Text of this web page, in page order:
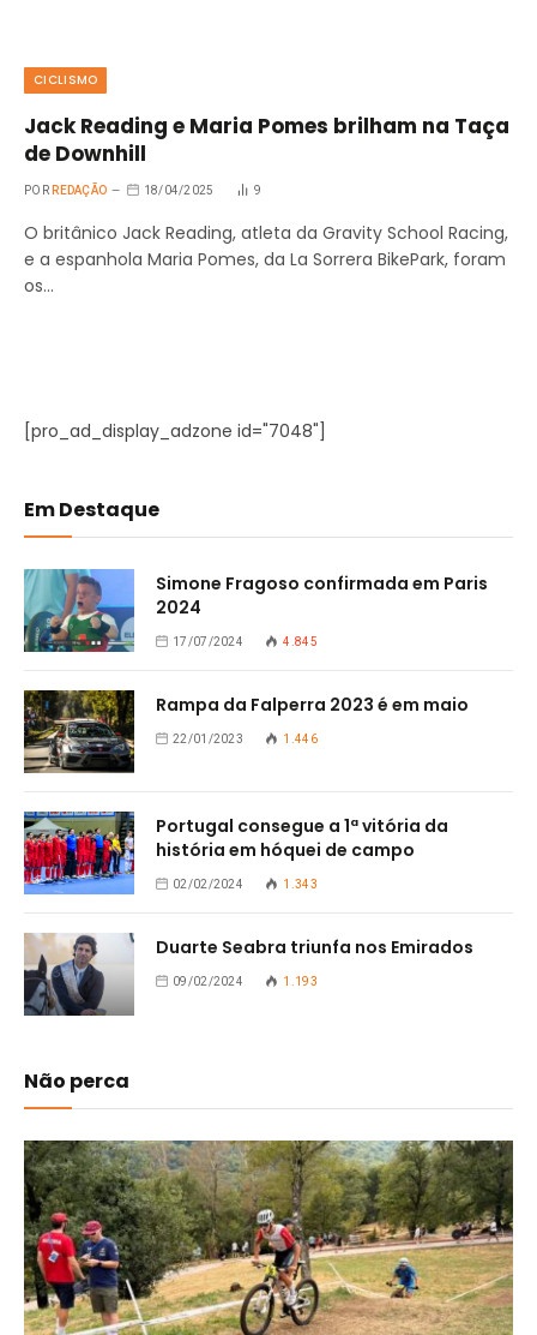
CICLISMO
Jack Reading e Maria Pomes brilham na Taça
de Downhill
POR REDAÇÃO 18/04/2025 9
O britânico Jack Reading, atleta da Gravity School Racing,
e a espanhola Maria Pomes, da La Sorrera BikePark, foram
os…
[pro_ad_display_adzone id="7048"]
Em Destaque
Simone Fragoso confirmada em Paris
2024
17/07/2024 4.845
Rampa da Falperra 2023 é em maio
22/01/2023 1.446
Portugal consegue a 1ª vitória da
história em hóquei de campo
02/02/2024 1.343
Duarte Seabra triunfa nos Emirados
09/02/2024 1.193
Não perca